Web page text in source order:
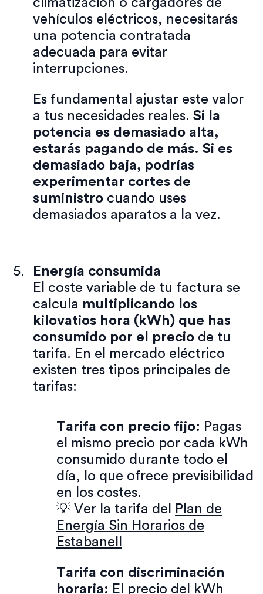
climatización o cargadores de
vehículos eléctricos, necesitarás
una potencia contratada
adecuada para evitar
interrupciones.
Es fundamental ajustar este valor
a tus necesidades reales. Si la
potencia es demasiado alta,
estarás pagando de más. Si es
demasiado baja, podrías
experimentar cortes de
suministro cuando uses
demasiados aparatos a la vez.
Energía consumida
El coste variable de tu factura se
calcula multiplicando los
kilovatios hora (kWh) que has
consumido por el precio de tu
tarifa. En el mercado eléctrico
existen tres tipos principales de
tarifas:
Tarifa con precio fijo: Pagas
el mismo precio por cada kWh
consumido durante todo el
día, lo que ofrece previsibilidad
en los costes.
💡 Ver la tarifa del
Plan de
Energía Sin Horarios de
Estabanell
Tarifa con discriminación
horaria: El precio del kWh